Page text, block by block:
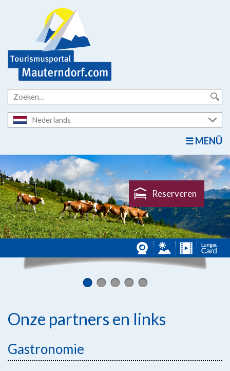
Nederlands
MENÜ
Reserveren
Onze partners en links
Gastronomie